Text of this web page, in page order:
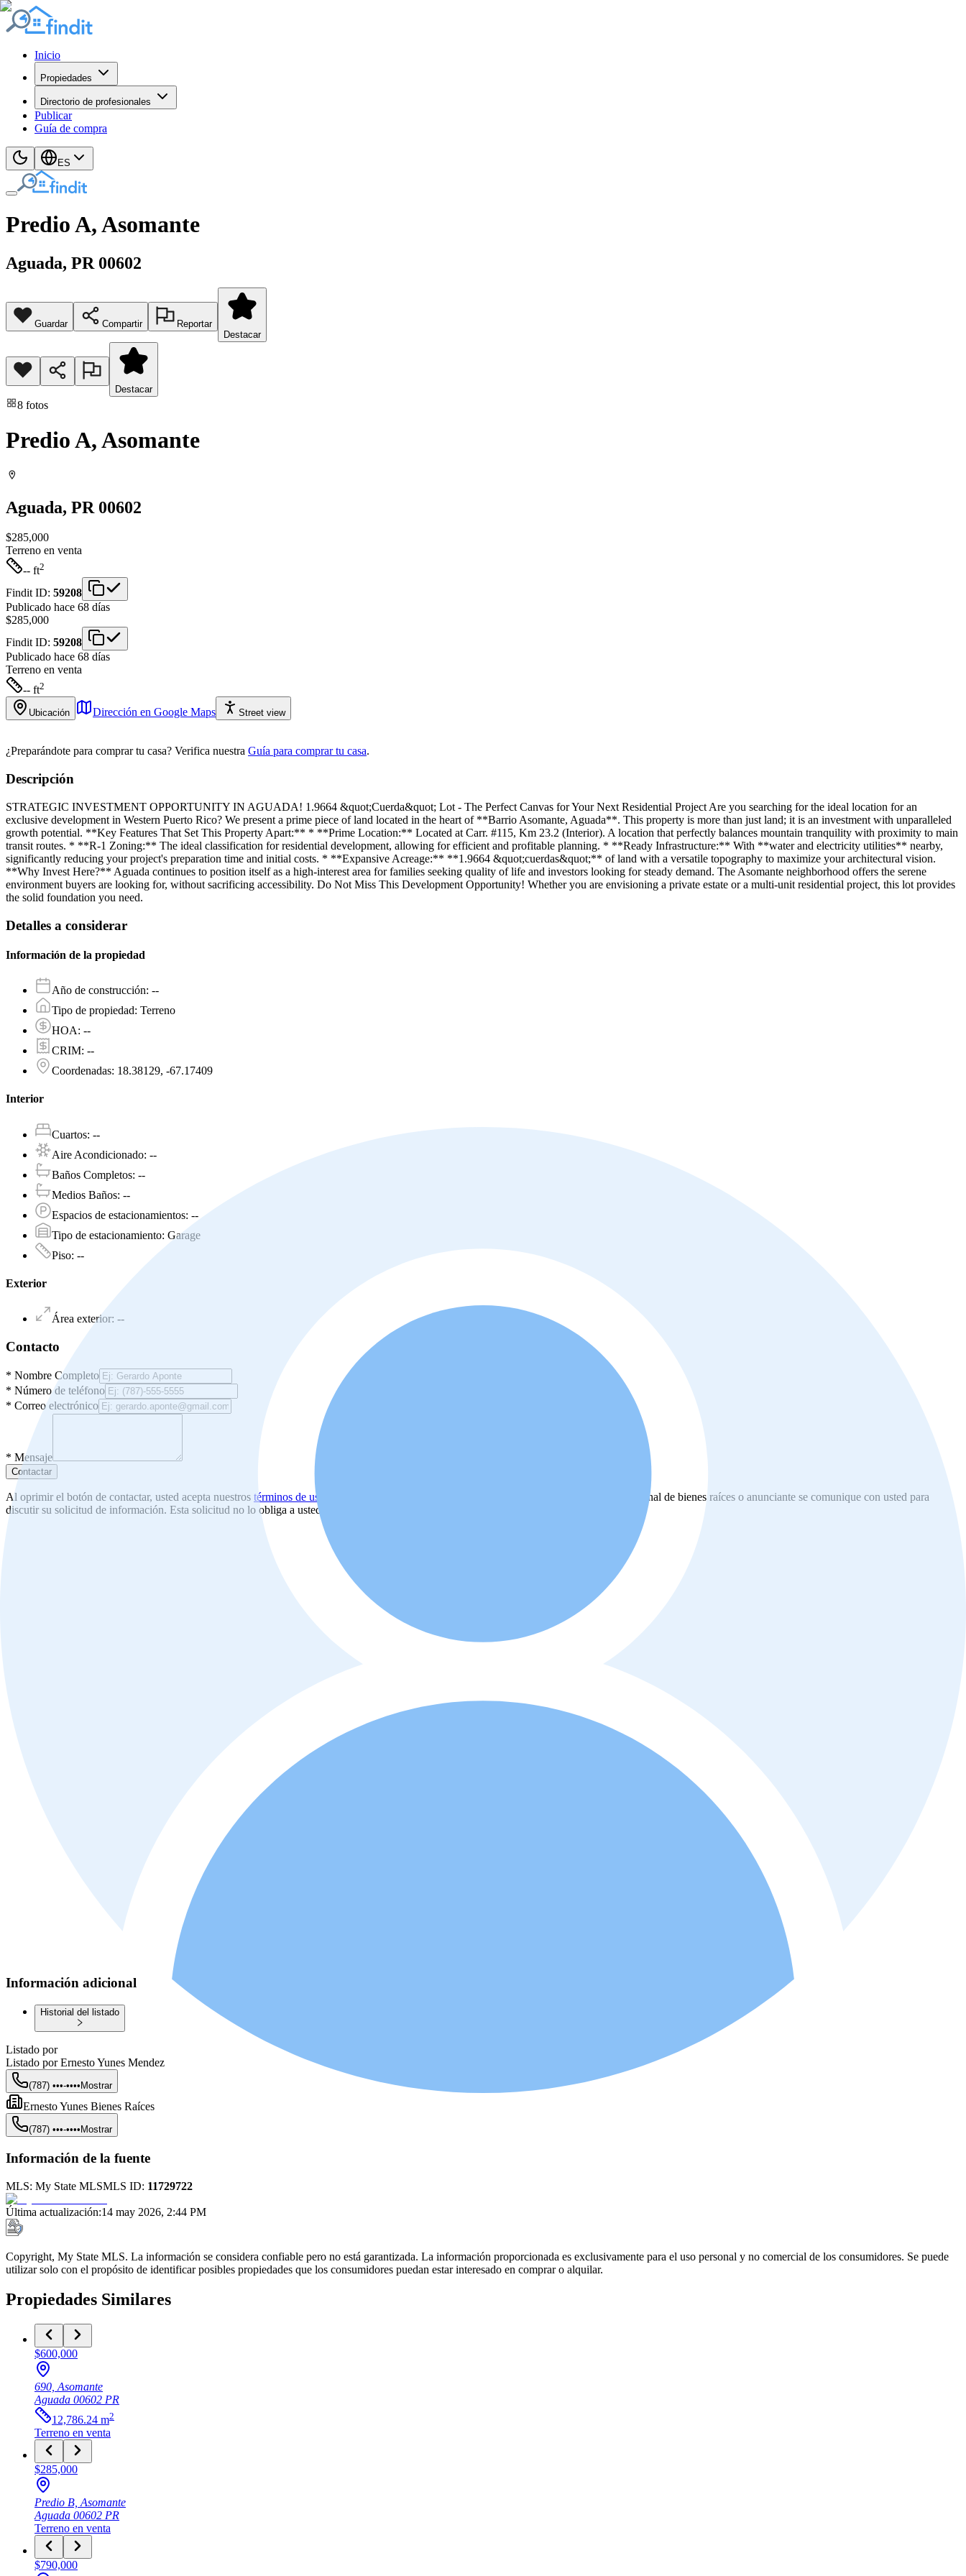
Inicio
Propiedades
Directorio de profesionales
Publicar
Guía de compra
ES
Predio A, Asomante
Aguada, PR 00602
Guardar Compartir
Reportar
Destacar
Destacar
8 fotos
Predio A, Asomante
Aguada, PR 00602
$285,000
Terreno en venta
-- ft2
Findit ID: 59208
Publicado hace 68 días
$285,000
Findit ID: 59208
Publicado hace 68 días
Terreno en venta
-- ft2
Ubicación Dirección en Google Maps Street view
¿Preparándote para comprar tu casa? Verifica nuestra Guía para comprar tu casa.
Descripción
STRATEGIC INVESTMENT OPPORTUNITY IN AGUADA! 1.9664 &quot;Cuerda&quot; Lot - The Perfect Canvas for Your Next Residential Project Are you searching for the ideal location for an
exclusive development in Western Puerto Rico? We present a prime piece of land located in the heart of **Barrio Asomante, Aguada**. This property is more than just land; it is an investment with unparalleled
growth potential. **Key Features That Set This Property Apart:** * **Prime Location:** Located at Carr. #115, Km 23.2 (Interior). A location that perfectly balances mountain tranquility with proximity to main
transit routes. * **R-1 Zoning:** The ideal classification for residential development, allowing for efficient and profitable planning. * **Ready Infrastructure:** With **water and electricity utilities** nearby,
significantly reducing your project's preparation time and initial costs. * **Expansive Acreage:** **1.9664 &quot;cuerdas&quot;** of land with a versatile topography to maximize your architectural vision.
**Why Invest Here?** Aguada continues to position itself as a high-interest area for families seeking quality of life and investors looking for steady demand. The Asomante neighborhood offers the serene
environment buyers are looking for, without sacrificing accessibility. Do Not Miss This Development Opportunity! Whether you are envisioning a private estate or a multi-unit residential project, this lot provides
the solid foundation you need.
Detalles a considerar
Información de la propiedad
Año de construcción: --
Tipo de propiedad: Terreno
HOA: --
CRIM: --
Coordenadas: 18.38129, -67.17409
Interior
Cuartos: --
Aire Acondicionado: --
Baños Completos: --
Medios Baños: --
Espacios de estacionamientos: --
Tipo de estacionamiento: Garage
Piso: --
Exterior
Área exterior: --
Contacto
* Nombre Completo
* Número de teléfono
* Correo electrónico
* Mensaje
Contactar
Al oprimir el botón de contactar, usted acepta nuestros términos de uso
. Además, usted está de acuerdo que el profesional de bienes raíces o anunciante se comunique con usted para
discutir su solicitud de información. Esta solicitud no lo obliga a usted a comprar o alquilar la propiedad.
Información adicional
Historial del listado
Listado por
Listado por Ernesto Yunes Mendez
(787) •••-•••• Mostrar
Ernesto Yunes Bienes Raíces
(787) •••-•••• Mostrar
Información de la fuente
MLS: My State MLSMLS ID: 11729722
Última actualización:14 may 2026, 2:44 PM
Copyright, My State MLS. La información se considera confiable pero no está garantizada. La información proporcionada es exclusivamente para el uso personal y no comercial de los consumidores. Se puede
utilizar solo con el propósito de identificar posibles propiedades que los consumidores puedan estar interesado en comprar o alquilar.
Propiedades Similares
$600,000
690, Asomante
Aguada 00602 PR
12,786.24 m2
Terreno en venta
$285,000
Predio B, Asomante
Aguada 00602 PR
Terreno en venta
$790,000